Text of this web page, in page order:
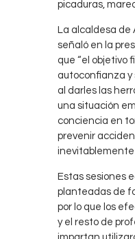
picaduras,
La alcaldesa de
señaló en la
que “el objetivo
autoconfianza y
al darles las
una situación
conciencia en
prevenir
inevitablemente
Estas sesiones
planteadas de
por lo que los
y el resto de